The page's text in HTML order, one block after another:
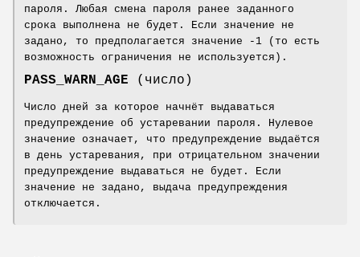
пароля. Любая смена пароля ранее заданного
срока выполнена не будет. Если значение не
задано, то предполагается значение -1 (то есть
возможность ограничения не используется).
PASS_WARN_AGE (число)
Число дней за которое начнёт выдаваться
предупреждение об устаревании пароля. Нулевое
значение означает, что предупреждение выдаётся
в день устаревания, при отрицательном значении
предупреждение выдаваться не будет. Если
значение не задано, выдача предупреждения
отключается.